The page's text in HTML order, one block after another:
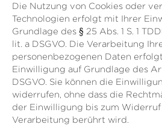
Die Nutzung von Cookies oder
Technologien erfolgt mit Ihrer
Grundlage des § 25 Abs. 1 S. 1
lit. a DSGVO. Die Verarbeitung
personenbezogenen Daten
Einwilligung auf Grundlage des
DSGVO. Sie können die
widerrufen, ohne dass die
der Einwilligung bis zum
Verarbeitung berührt wird.